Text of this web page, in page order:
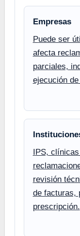
Empresas
Puede ser útil cuando una sentencia
afecta
parciales,
ejecución
IPS, clínicas y entidades con
revisión
de facturas,
prescripción.